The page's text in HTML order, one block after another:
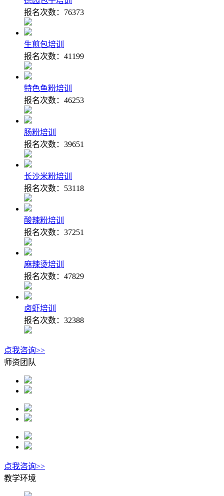
报名次数： 76373
生煎包培训
报名次数： 41199
特色鱼粉培训
报名次数： 46253
肠粉培训
报名次数： 39651
长沙米粉培训
报名次数： 53118
酸辣粉培训
报名次数： 37251
麻辣烫培训
报名次数： 47829
卤虾培训
报名次数： 32388
点我咨询>>
师资团队
点我咨询>>
教学环境